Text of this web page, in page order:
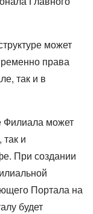
может
права
так и в
Филиала может
и
При создании
Портала на
будет